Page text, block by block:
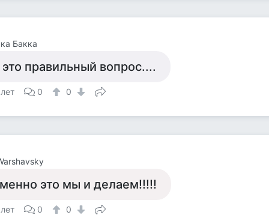
Бакка
правильный вопрос....
0 0
это мы и делаем!!!!!
0 0